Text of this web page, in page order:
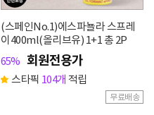
(스페인No.1)에스파뇰라 스프레
이400ml(올리브유) 1+1 총 2P
65% 회원전용가
스타픽 104개 적립
무료배송